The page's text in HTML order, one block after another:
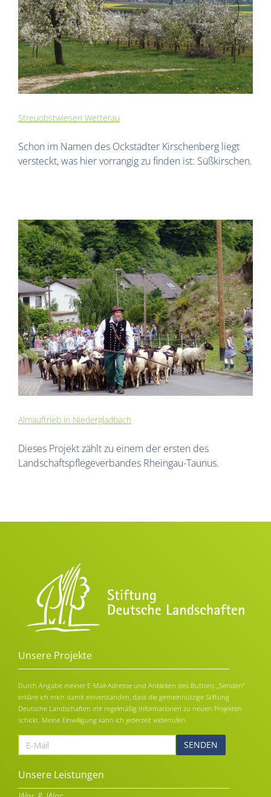
Streuobstwiesen Wetterau
Schon im Namen des Ockstädter Kirschenberg liegt
versteckt, was hier vorrangig zu finden ist: Süßkirschen.
Almauftrieb in Niedergladbach
Dieses Projekt zählt zu einem der ersten des
Landschaftspflegeverbandes Rheingau-Taunus.
Unsere Projekte
Durch Angabe meiner E-Mail-Adresse und Anklicken des Buttons „Senden“
erkläre ich mich damit einverstanden, dass die gemeinnützige Stiftung
Deutsche Landschaften mir regelmäßig Informationen zu neuen Projekten
schickt. Meine Einwilligung kann ich jederzeit widerrufen.
E-
Mail
Alternative:
Unsere Leistungen